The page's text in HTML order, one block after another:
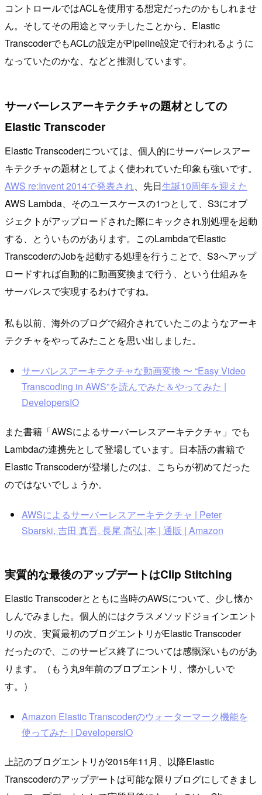
コントロールではACLを使用する想定だったのかもしれませ
ん。そしてその用途とマッチしたことから、Elastic
TranscoderでもACLの設定がPipeline設定で行われるように
なっていたのかな、などと推測しています。
サーバーレスアーキテクチャの題材としての
Elastic Transcoder
Elastic Transcoderについては、個人的にサーバーレスアー
キテクチャの題材としてよく使われていた印象も強いです。
AWS re:Invent 2014で発表され、先日生誕10周年を迎えた
AWS Lambda、そのユースケースの1つとして、S3にオブ
ジェクトがアップロードされた際にキックされ別処理を起動
する、とういものがあります。このLambdaでElastic
TranscoderのJobを起動する処理を行うことで、S3へアップ
ロードすれば自動的に動画変換まで行う、という仕組みを
サーバレスで実現するわけですね。
私も以前、海外のブログで紹介されていたこのようなアーキ
テクチャをやってみたことを思い出しました。
サーバレスアーキテクチャな動画変換 〜 “Easy Video
Transcoding in AWS”を読んでみた＆やってみた |
DevelopersIO
また書籍「AWSによるサーバーレスアーキテクチャ」でも
Lambdaの連携先として登場しています。日本語の書籍で
Elastic Transcoderが登場したのは、こちらが初めてだった
のではないでしょうか。
AWSによるサーバーレスアーキテクチャ | Peter
Sbarski, 吉田 真吾, 長尾 高弘 |本 | 通販 | Amazon
実質的な最後のアップデートはClip Stitching
Elastic Transcoderとともに当時のAWSについて、少し懐か
しんでみました。個人的にはクラスメソッドジョインエント
リの次、実質最初のブログエントリがElastic Transcoder
だったので、このサービス終了については感慨深いものがあ
ります。（もう丸9年前のブロブエントリ、懐かしいで
す。）
Amazon Elastic Transcoderのウォーターマーク機能を
使ってみた | DevelopersIO
上記のブログエントリが2015年11月、以降Elastic
Transcoderのアップデートは可能な限りブログにしてきまし